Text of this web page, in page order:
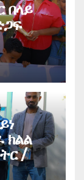
በላይ
ክልል
/